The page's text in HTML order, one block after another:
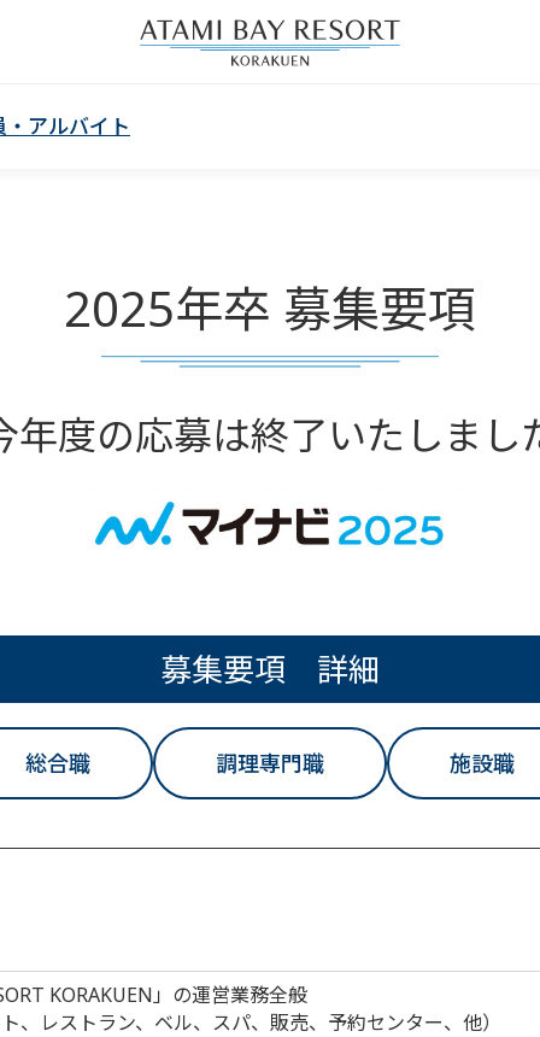
アルバイト
2025年卒 募集要項
年度の応募は終了いたしまし
募集要項 詳細
総合職 調理専門職 施設職
KORAKUEN」の運営業務全般
、レストラン、ベル、スパ、販売、予約センター、他）